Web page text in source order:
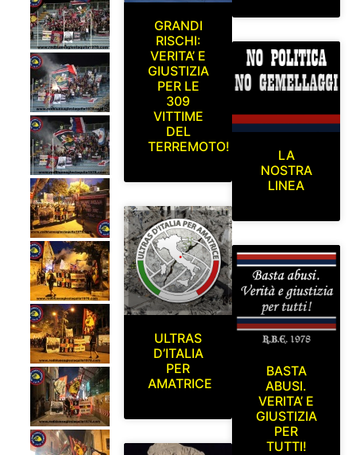
GRANDI
RISCHI:
VERITA’ E
GIUSTIZIA
PER LE
309
VITTIME
DEL
TERREMOTO!
ULTRAS
D’ITALIA
PER
AMATRICE
LA
NOSTRA
LINEA
BASTA
ABUSI.
VERITA’ E
GIUSTIZIA
PER
TUTTI!